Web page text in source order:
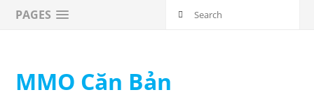
PAGES
MMO Căn Bản